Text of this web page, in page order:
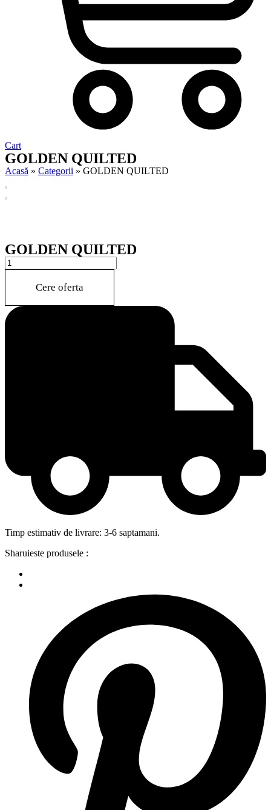
Cart
GOLDEN QUILTED
Acasă » Categorii » GOLDEN QUILTED
GOLDEN QUILTED
GOLDEN
QUILTED
Cere oferta
Timp estimativ de livrare: 3-6 saptamani.
Sharuieste produsele :